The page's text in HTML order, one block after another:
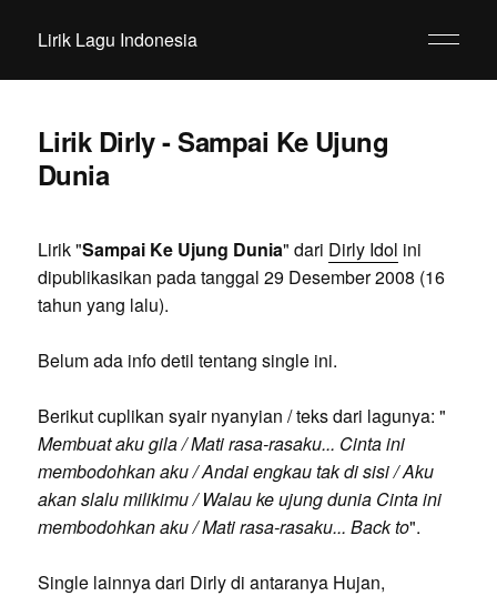
Lirik Lagu Indonesia
Lirik Dirly - Sampai Ke Ujung
Dunia
Lirik "Sampai Ke Ujung Dunia" dari Dirly Idol ini
dipublikasikan pada tanggal 29 Desember 2008 (16
tahun yang lalu).
Belum ada info detil tentang single ini.
Berikut cuplikan syair nyanyian / teks dari lagunya: "
Membuat aku gila / Mati rasa-rasaku... Cinta ini
membodohkan aku / Andai engkau tak di sisi / Aku
akan slalu milikimu / Walau ke ujung dunia Cinta ini
membodohkan aku / Mati rasa-rasaku... Back to".
Single lainnya dari Dirly di antaranya Hujan,